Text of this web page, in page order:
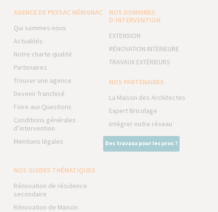
AGENCE DE PESSAC MÉRIGNAC
Qui sommes-nous
Actualités
Notre charte qualité
Partenaires
Trouver une agence
Devenir franchisé
Foire aux Questions
Conditions générales
d’intervention
Mentions légales
NOS DOMAINES
D’INTERVENTION
EXTENSION
RÉNOVATION INTÉRIEURE
TRAVAUX EXTÉRIEURS
NOS PARTENAIRES
La Maison des Architectes
Expert Bricolage
Intégrer notre réseau
Des travaux pour les pros ?
NOS GUIDES THÉMATIQUES
Rénovation de résidence
secondaire
Rénovation de Maison